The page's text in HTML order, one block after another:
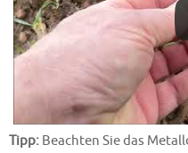
Tipp: Beachten Sie das